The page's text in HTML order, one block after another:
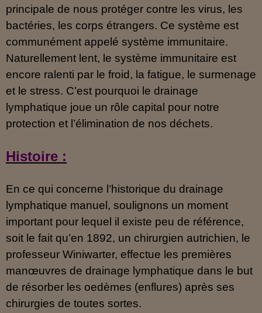
principale de nous protéger contre les virus, les
bactéries, les corps étrangers. Ce système est
communément appelé système immunitaire.
Naturellement lent, le système immunitaire est
encore ralenti par le froid, la fatigue, le surmenage
et le stress. C’est pourquoi le drainage
lymphatique joue un rôle capital pour notre
protection et l’élimination de nos déchets.
Histoire :
En ce qui concerne l’historique du drainage
lymphatique manuel, soulignons un moment
important pour lequel il existe peu de référence,
soit le fait qu’en 1892, un chirurgien autrichien, le
professeur Winiwarter, effectue les premières
manœuvres de drainage lymphatique dans le but
de résorber les oedèmes (enflures) après ses
chirurgies de toutes sortes.